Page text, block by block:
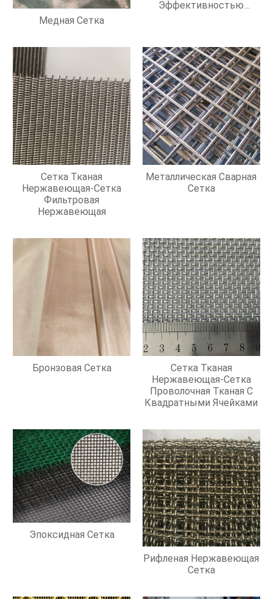
Медная Сетка
Эффективностью
Сетка Тканая
Нержавеющая-Сетка
Фильтровая
Нержавеющая
Металлическая Сварная
Сетка
Бронзовая Сетка
Сетка Тканая
Нержавеющая-Сетка
Проволочная Тканая С
Квадратными Ячейками
Эпоксидная Сетка
Рифленая Нержавеющая
Сетка